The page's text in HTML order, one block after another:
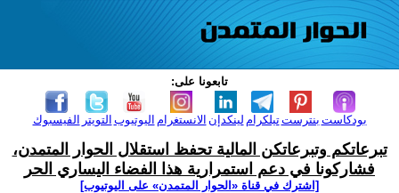
تابعونا على:
الفيسبوك التويتر اليوتيوب الانستغرام لينكدإن تيلكرامبنترست بودكاست
تبرعاتكم وتبرعاتكن المالية تحفظ استقلال الحوار المتمدن،
فشاركونا في دعم استمرارية هذا الفضاء اليساري الحر
[اشترك في قناة ‫«الحوار المتمدن» على اليوتيوب]